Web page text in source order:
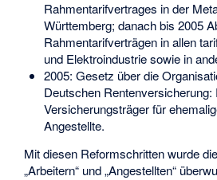
Rahmentarifvertrages in der
Württemberg; danach bis 2005
Rahmentarifverträgen in allen
und Elektroindustrie sowie in
2005: Gesetz über die
Deutschen Rentenversicherung:
Versicherungsträger für
Angestellte.
Mit diesen Reformschritten wurde
„Arbeitern“ und „Angestellten“